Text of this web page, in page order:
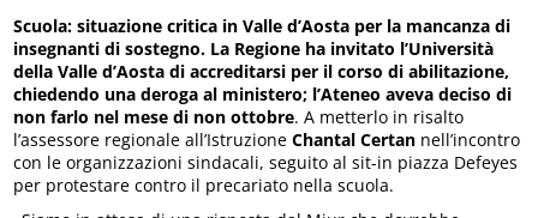
Scuola: situazione critica in Valle d’Aosta per la mancanza di
insegnanti di sostegno. La Regione ha invitato l’Università
della Valle d’Aosta di accreditarsi per il corso di abilitazione,
chiedendo una deroga al ministero; l’Ateneo aveva deciso di
non farlo nel mese di non ottobre. A metterlo in risalto
l’assessore regionale all’IstruzioneChantal Certan nell’incontro
con le organizzazioni sindacali, seguito al sit-in piazza Defeyes
per protestare contro il precariato nella scuola.